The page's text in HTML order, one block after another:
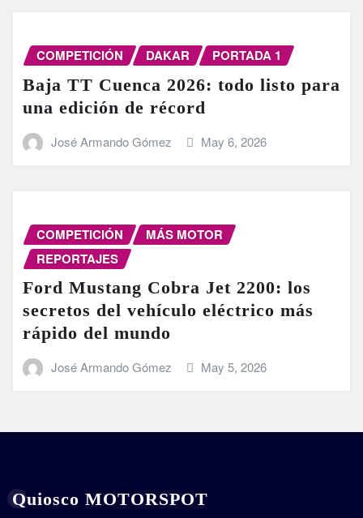
COMPETICIÓN DAKAR PORTADA 1
Baja TT Cuenca 2026: todo listo para
una edición de récord
José Armando Gómez May 6, 2026
COMPETICIÓN
MÁS MOTOR
REPORTAJES
Ford Mustang Cobra Jet 2200: los
secretos del vehículo eléctrico más
rápido del mundo
José Armando Gómez May 5, 2026
Quiosco MOTORSPOT